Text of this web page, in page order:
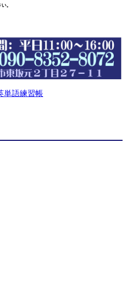
。
語練習帳